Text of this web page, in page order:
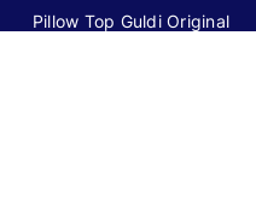
Pillow Top Guldi Original